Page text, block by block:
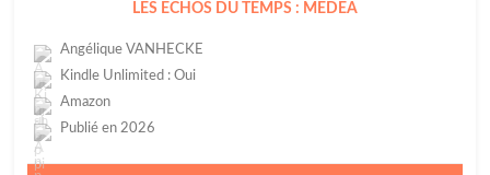
LES ÉCHOS DU TEMPS : MÉDÉA
Angélique VANHECKE
Kindle Unlimited : Oui
Amazon
Publié en 2026